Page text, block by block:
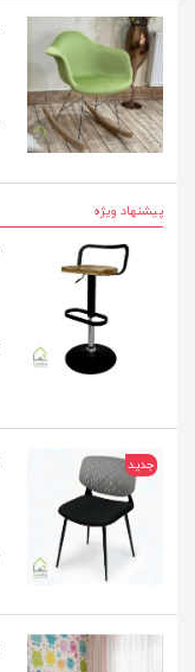
پیشنهاد ویژه
جدید